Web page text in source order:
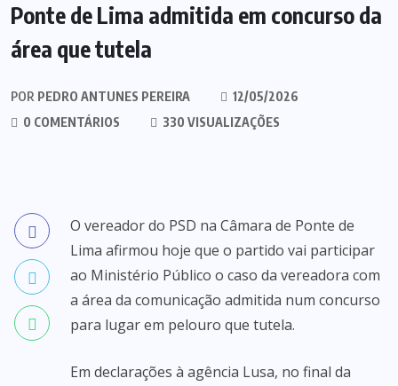
Ponte de Lima admitida em concurso da
área que tutela
POR PEDRO ANTUNES PEREIRA
12/05/2026
0 COMENTÁRIOS
330 VISUALIZAÇÕES
O vereador do PSD na Câmara de Ponte de
Lima afirmou hoje que o partido vai participar
ao Ministério Público o caso da vereadora com
a área da comunicação admitida num concurso
para lugar em pelouro que tutela.
Em declarações à agência Lusa, no final da